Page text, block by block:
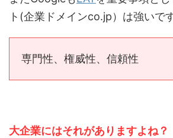
ト(企業ドメインco.jp）は強いです
専門性、権威性、信頼性
大企業にはそれがありますよね？